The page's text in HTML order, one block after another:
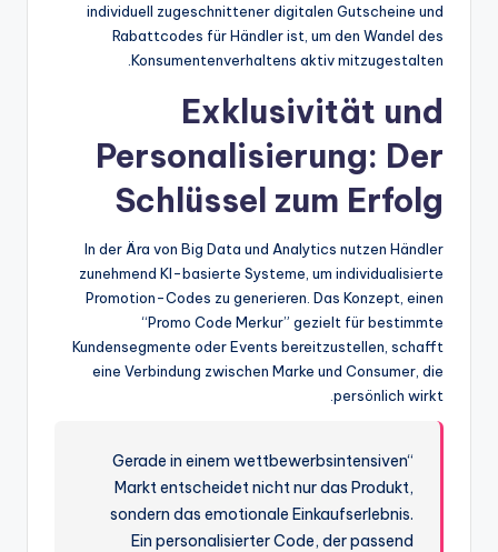
individuell zugeschnittener digitalen Gutscheine und
Rabattcodes für Händler ist, um den Wandel des
Konsumentenverhaltens aktiv mitzugestalten.
Exklusivität und
Personalisierung: Der
Schlüssel zum Erfolg
In der Ära von Big Data und Analytics nutzen Händler
zunehmend KI-basierte Systeme, um individualisierte
Promotion-Codes zu generieren. Das Konzept, einen
“Promo Code Merkur” gezielt für bestimmte
Kundensegmente oder Events bereitzustellen, schafft
eine Verbindung zwischen Marke und Consumer, die
persönlich wirkt.
“Gerade in einem wettbewerbsintensiven
Markt entscheidet nicht nur das Produkt,
sondern das emotionale Einkaufserlebnis.
Ein personalisierter Code, der passend